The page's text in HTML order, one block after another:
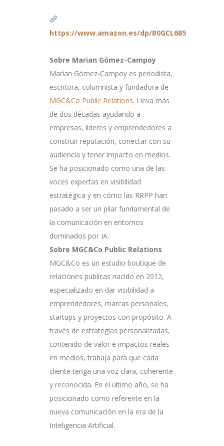
https://www.amazon.es/dp/B0GCL6B581
Sobre Marian Gómez-Campoy
Marian Gómez-Campoy es periodista,
escritora, columnista y fundadora de
MGC&Co Public Relations. Lleva más
de dos décadas ayudando a
empresas, líderes y emprendedores a
construir reputación, conectar con su
audiencia y tener impacto en medios.
Se ha posicionado como una de las
voces expertas en visibilidad
estratégica y en cómo las RRPP han
pasado a ser un pilar fundamental de
la comunicación en entornos
dominados por IA.
Sobre MGC&Co Public Relations
MGC&Co es un estudio boutique de
relaciones públicas nacido en 2012,
especializado en dar visibilidad a
emprendedores, marcas personales,
startups y proyectos con propósito. A
través de estrategias personalizadas,
contenido de valor e impactos reales
en medios, trabaja para que cada
cliente tenga una voz clara, coherente
y reconocida. En el último año, se ha
posicionado como referente en la
nueva comunicación en la era de la
Inteligencia Artificial.